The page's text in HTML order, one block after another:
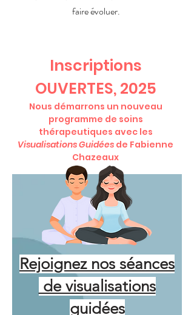
faire évoluer.
Rejoignez nos séances
de visualisations
guidées
Inscriptions
OUVERTES, 2025
Nous démarrons un nouveau
programme de soins
thérapeutiques avec les
Visualisations Guidées de Fabienne
Chazeaux